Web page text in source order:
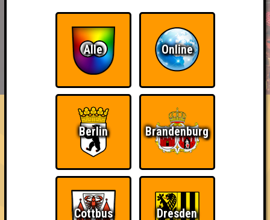
HIGHSCORE RESERVIERUNG
FAQ ÜBER UNS
Alle Online
Berlin Brandenburg
Cottbus Dresden